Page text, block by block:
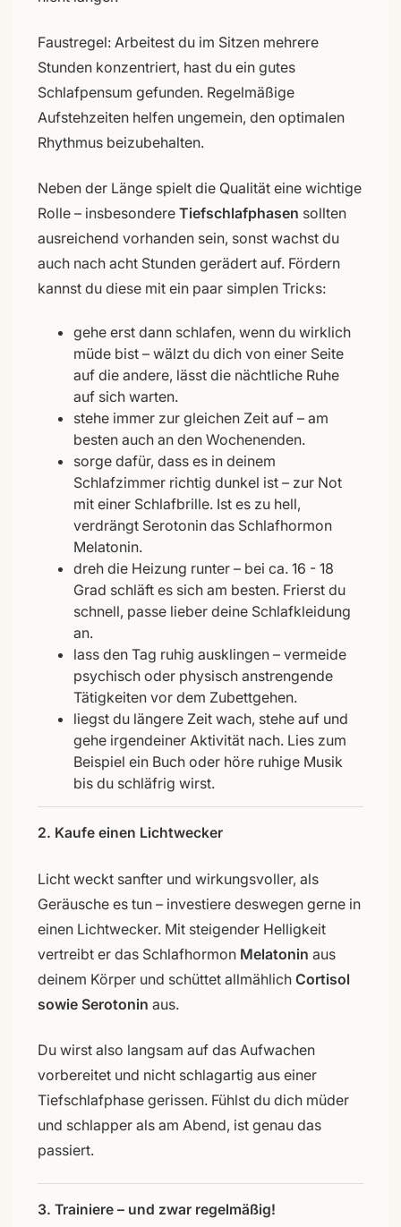
Faustregel: Arbeitest du im Sitzen mehrere
Stunden konzentriert, hast du ein gutes
Schlafpensum gefunden. Regelmäßige
Aufstehzeiten helfen ungemein, den optimalen
Rhythmus beizubehalten.
Neben der Länge spielt die Qualität eine wichtige
Rolle – insbesondere Tiefschlafphasen sollten
ausreichend vorhanden sein, sonst wachst du
auch nach acht Stunden gerädert auf. Fördern
kannst du diese mit ein paar simplen Tricks:
gehe erst dann schlafen, wenn du wirklich
müde bist – wälzt du dich von einer Seite
auf die andere, lässt die nächtliche Ruhe
auf sich warten.
stehe immer zur gleichen Zeit auf – am
besten auch an den Wochenenden.
sorge dafür, dass es in deinem
Schlafzimmer richtig dunkel ist – zur Not
mit einer Schlafbrille. Ist es zu hell,
verdrängt Serotonin das Schlafhormon
Melatonin.
dreh die Heizung runter – bei ca. 16 - 18
Grad schläft es sich am besten. Frierst du
schnell, passe lieber deine Schlafkleidung
an.
lass den Tag ruhig ausklingen – vermeide
psychisch oder physisch anstrengende
Tätigkeiten vor dem Zubettgehen.
liegst du längere Zeit wach, stehe auf und
gehe irgendeiner Aktivität nach. Lies zum
Beispiel ein Buch oder höre ruhige Musik
bis du schläfrig wirst.
2. Kaufe einen Lichtwecker
Licht weckt sanfter und wirkungsvoller, als
Geräusche es tun – investiere deswegen gerne in
einen Lichtwecker. Mit steigender Helligkeit
vertreibt er das Schlafhormon Melatonin aus
deinem Körper und schüttet allmählich Cortisol
sowie Serotonin aus.
Du wirst also langsam auf das Aufwachen
vorbereitet und nicht schlagartig aus einer
Tiefschlafphase gerissen. Fühlst du dich müder
und schlapper als am Abend, ist genau das
passiert.
3. Trainiere – und zwar regelmäßig!